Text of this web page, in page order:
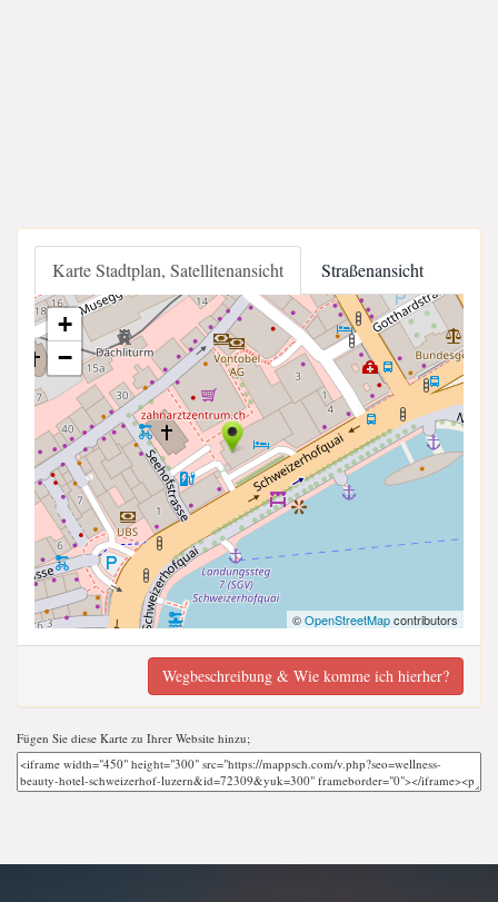
Karte Stadtplan, Satellitenansicht Straßenansicht
+
−
©OpenStreetMapcontributors
Wegbeschreibung & Wie komme ich hierher?
Fügen Sie diese Karte zu Ihrer Website hinzu;